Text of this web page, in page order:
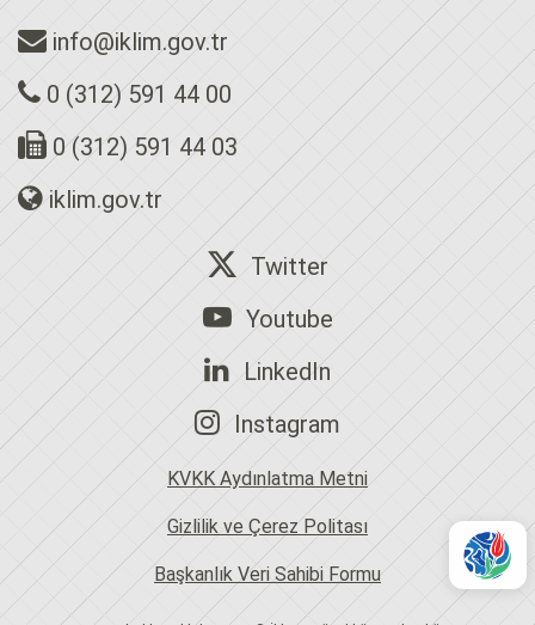
info@iklim.gov.tr
0 (312) 591 44 00
0 (312) 591 44 03
iklim.gov.tr
Twitter
Youtube
LinkedIn
Instagram
KVKK Aydınlatma Metni
Gizlilik ve Çerez Politası
Başkanlık Veri Sahibi Formu